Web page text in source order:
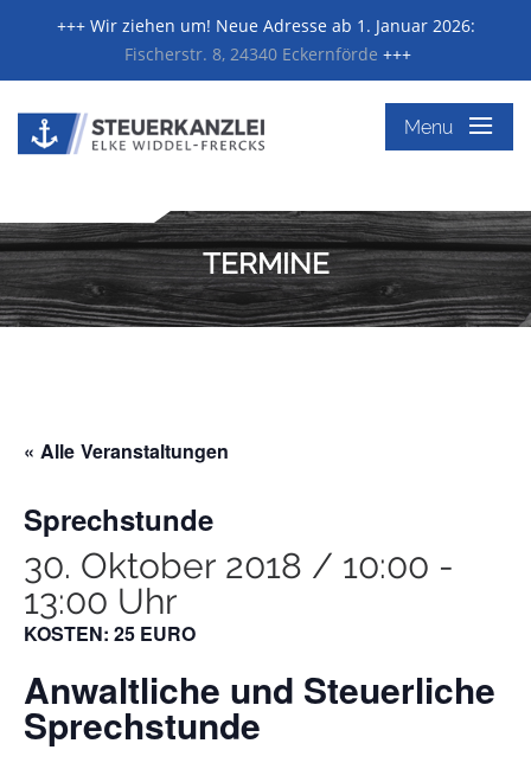
+++ Wir ziehen um! Neue Adresse ab 1. Januar 2026:
Fischerstr. 8, 24340 Eckernförde +++
Menu ≡
TERMINE
« Alle Veranstaltungen
Sprechstunde
30. Oktober 2018 / 10:00 -
13:00 Uhr
KOSTEN: 25 EURO
Anwaltliche und Steuerliche
Sprechstunde